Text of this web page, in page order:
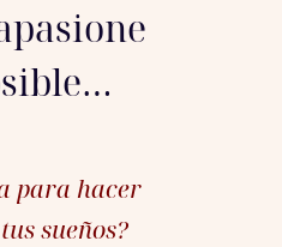
para hacer
sueños?